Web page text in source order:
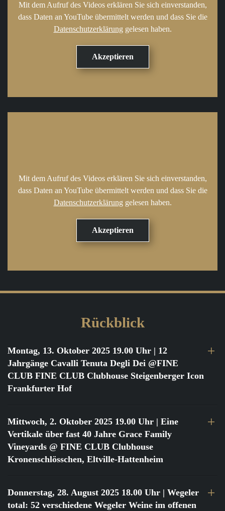
Mit dem Aufruf des Videos erklären Sie sich einverstanden,
dass Daten an YouTube übermittelt werden und dass Sie die
Datenschutzerklärung gelesen haben.
Mit dem Aufruf des Videos erklären Sie sich einverstanden,
dass Daten an YouTube übermittelt werden und dass Sie die
Datenschutzerklärung gelesen haben.
Rückblick
Montag, 13. Oktober 2025 19.00 Uhr | 12
Jahrgänge Cavalli Tenuta Degli Dei @FINE
CLUB FINE CLUB Clubhouse Steigenberger Icon
Frankfurter Hof
Mittwoch, 2. Oktober 2025 19.00 Uhr | Eine
Vertikale über fast 40 Jahre Grace Family
Vineyards @ FINE CLUB Clubhouse
Kronenschlösschen, Eltville-Hattenheim
Donnerstag, 28. August 2025 18.00 Uhr | Wegeler
total: 52 verschiedene Wegeler Weine im offenen